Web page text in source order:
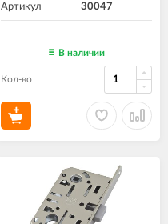
Артикул 30047
В наличии
Кол-во